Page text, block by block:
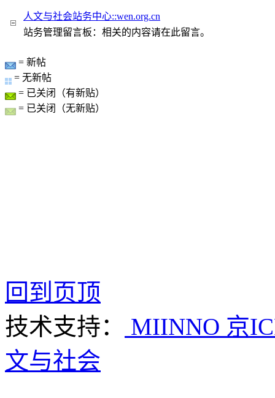
人文与社会站务中心::wen.org.cn
站务管理留言板：相关的内容请在此留言。
= 新帖
= 无新帖
= 已关闭（有新贴）
= 已关闭（无新贴）
回到页顶
技术支持：
MIINNO 京
文与社会